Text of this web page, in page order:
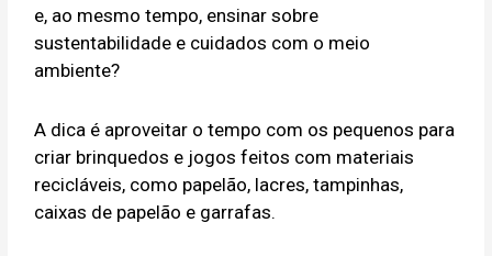
e, ao mesmo tempo, ensinar sobre
sustentabilidade e cuidados com o meio
ambiente?
A dica é aproveitar o tempo com os pequenos para
criar brinquedos e jogos feitos com materiais
recicláveis, como papelão, lacres, tampinhas,
caixas de papelão e garrafas.